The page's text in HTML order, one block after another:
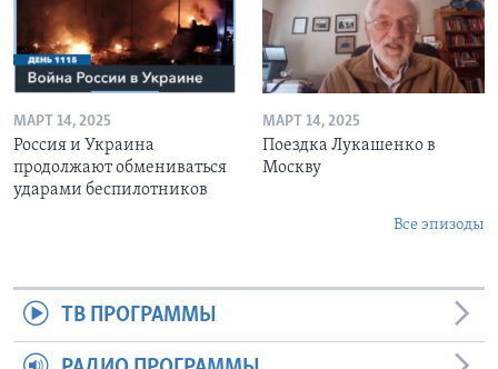
МАРТ 14, 2025
Россия и Украина
продолжают обмениваться
ударами беспилотников
МАРТ 14, 2025
Поездка Лукашенко в
Москву
Все эпизоды
ТВ ПРОГРАММЫ